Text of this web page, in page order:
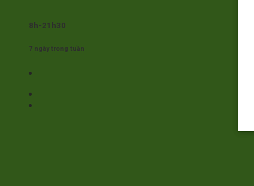
8h-21h30
7 ngày trong tuần